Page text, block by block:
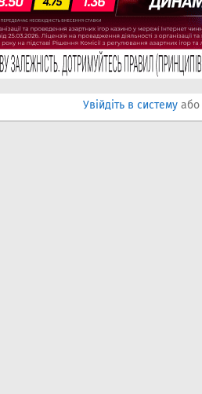
Увійдіть в систему або